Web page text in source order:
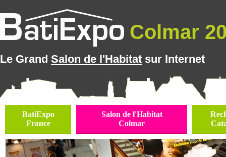
Colmar
Le Grand Salon de l'Habitat sur Internet
BatiExpo
France
Salon de l'Habitat
Colmar